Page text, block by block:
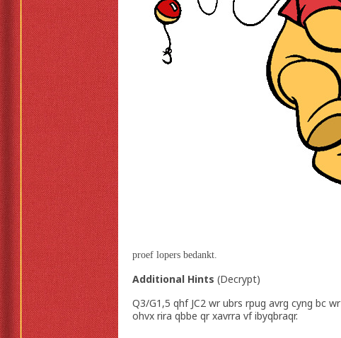
proef lopers bedankt.
Additional Hints (Decrypt)
Q3/G1,5 qhf JC2 wr ubrs rpug avrg cyng bc wr
ohvx rira qbbe qr xavrra vf ibyqbraqr.